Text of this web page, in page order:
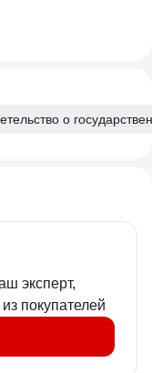
о
эксперт,
покупателей